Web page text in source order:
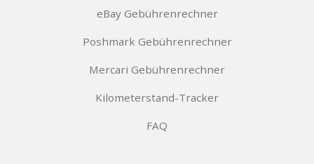
eBay Gebührenrechner
Poshmark Gebührenrechner
Mercari Gebührenrechner
Kilometerstand-Tracker
FAQ